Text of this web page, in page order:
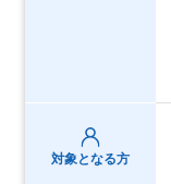
対象となる方